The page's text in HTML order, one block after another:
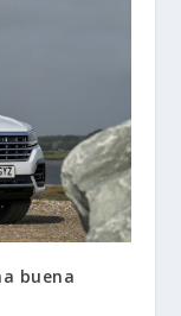
buena